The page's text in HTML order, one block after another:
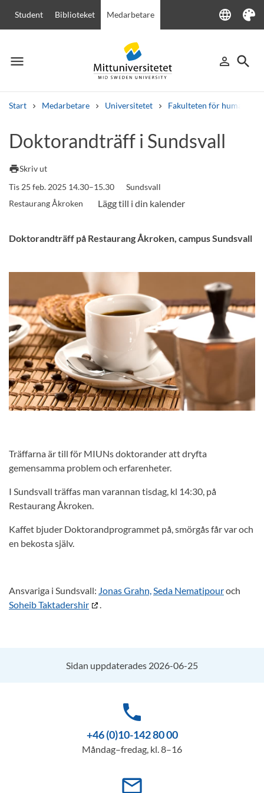
Student Biblioteket Medarbetare language
Language
Tema
menu
Meny person_outline
Logga in
search
Sök
Start Medarbetare Universitetet Fakulteten för
Andra söktjänster
Kurser och program
Doktorandträff i Sundsvall
printSkriv ut
Tis 25 feb. 2025 14.30–15.30
Sundsvall
Restaurang Åkroken
Doktorandträff på Restaurang Åkroken, campus Sundsvall
Träffarna är till för MIUNs doktorander att dryfta
gemensamma problem och erfarenheter.
I Sundsvall träffas man varannan tisdag, kl 14:30, på
Restaurang Åkroken.
Kaffet bjuder Doktorandprogrammet på, smörgås får var och
en bekosta själv.
Ansvariga i Sundsvall: Jonas Grahn,Seda Nematipouroch
Soheib Taktadershir
.
Sidan uppdaterades 2026-06-25
phone
+46 (0)10-142 80 00
Måndag–fredag, kl. 8–16
mail_outline